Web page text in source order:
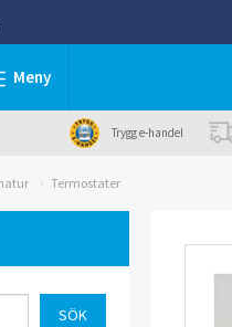
Meny
Trygg e-handel
Termostater